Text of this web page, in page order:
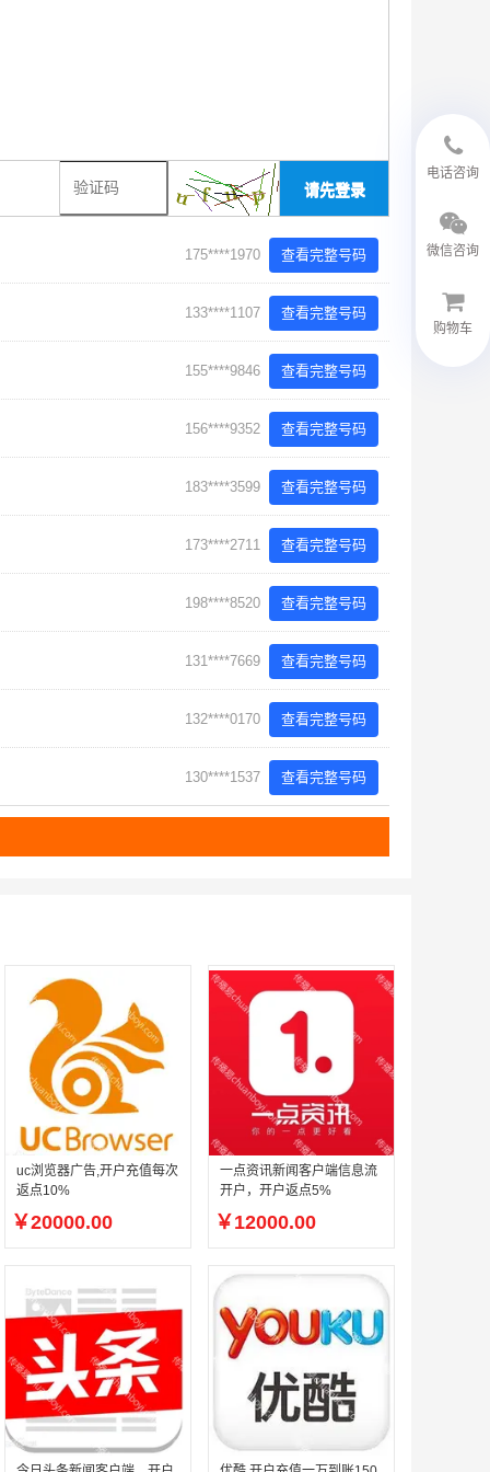
请先登录
175****1970 查看完整号码
133****1107 查看完整号码
155****9846 查看完整号码
156****9352 查看完整号码
183****3599 查看完整号码
173****2711 查看完整号码
198****8520 查看完整号码
131****7669 查看完整号码
132****0170 查看完整号码
130****1537 查看完整号码
uc浏览器广告,开户充值每次
返点10%
￥20000.00
一点资讯新闻客户端信息流
开户，开户返点5%
￥12000.00
电话咨询
18594048543
微信咨询
微信客服
购物车